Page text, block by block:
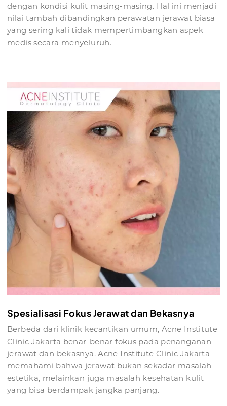
dengan kondisi kulit masing-masing. Hal ini menjadi
nilai tambah dibandingkan perawatan jerawat biasa
yang sering kali tidak mempertimbangkan aspek
medis secara menyeluruh.
Spesialisasi Fokus Jerawat dan Bekasnya
Berbeda dari klinik kecantikan umum, Acne Institute
Clinic Jakarta benar-benar fokus pada penanganan
jerawat dan bekasnya. Acne Institute Clinic Jakarta
memahami bahwa jerawat bukan sekadar masalah
estetika, melainkan juga masalah kesehatan kulit
yang bisa berdampak jangka panjang.